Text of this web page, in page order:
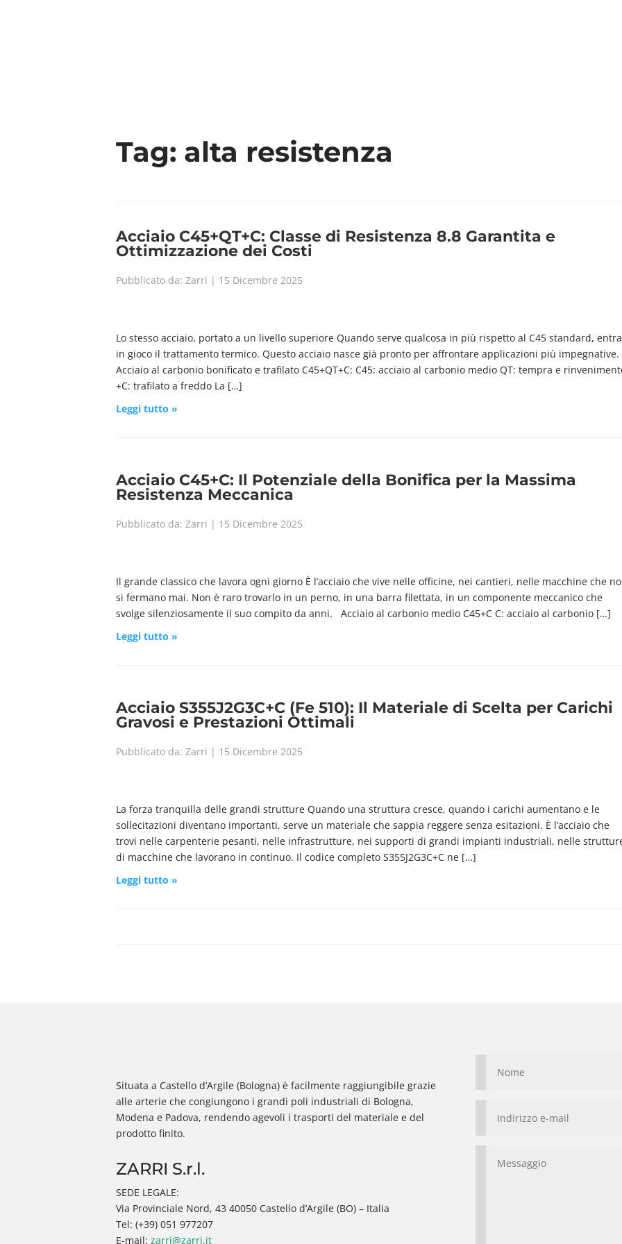
Tag: alta resistenza
Acciaio C45+QT+C: Classe di Resistenza 8.8 Garantita e
Ottimizzazione dei Costi
Pubblicato da: Zarri | 15 Dicembre 2025
Lo stesso acciaio, portato a un livello superiore Quando serve qualcosa in più rispetto al C45 standard, entra
in gioco il trattamento termico. Questo acciaio nasce già pronto per affrontare applicazioni più
Acciaio al carbonio bonificato e trafilato C45+QT+C: C45: acciaio al carbonio medio QT: tempra e
+C: trafilato a freddo La […]
Leggi tutto »
Acciaio C45+C: Il Potenziale della Bonifica per la Massima
Resistenza Meccanica
Pubblicato da: Zarri | 15 Dicembre 2025
Il grande classico che lavora ogni giorno È l’acciaio che vive nelle officine, nei cantieri, nelle macchine che
si fermano mai. Non è raro trovarlo in un perno, in una barra filettata, in un componente meccanico che
svolge silenziosamente il suo compito da anni. Acciaio al carbonio medio C45+C C: acciaio al carbonio […]
Leggi tutto »
Acciaio S355J2G3C+C (Fe 510): Il Materiale di Scelta per Carichi
Gravosi e Prestazioni Ottimali
Pubblicato da: Zarri | 15 Dicembre 2025
La forza tranquilla delle grandi strutture Quando una struttura cresce, quando i carichi aumentano e le
sollecitazioni diventano importanti, serve un materiale che sappia reggere senza esitazioni. È l’acciaio che
trovi nelle carpenterie pesanti, nelle infrastrutture, nei supporti di grandi impianti industriali, nelle
di macchine che lavorano in continuo. Il codice completo S355J2G3C+C ne […]
Leggi tutto »
Situata a Castello d’Argile (Bologna) è facilmente raggiungibile grazie
alle arterie che congiungono i grandi poli industriali di Bologna,
Modena e Padova, rendendo agevoli i trasporti del materiale e del
prodotto finito.
ZARRI S.r.l.
SEDE LEGALE:
Via Provinciale Nord, 43 40050 Castello d’Argile (BO) – Italia
Tel: (+39) 051 977207
E-mail: zarri@zarri.it